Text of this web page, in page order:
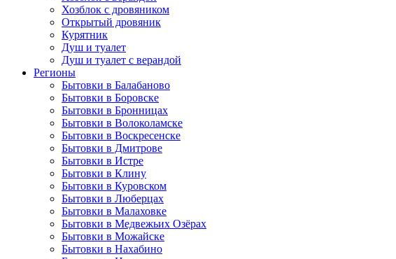
Хозблок с дровяником
Открытый дровяник
Курятник
Душ и туалет
Душ и туалет с верандой
Регионы
Бытовки в Балабаново
Бытовки в Боровске
Бытовки в Бронницах
Бытовки в Волоколамске
Бытовки в Воскресенске
Бытовки в Дмитрове
Бытовки в Истре
Бытовки в Клину
Бытовки в Куровском
Бытовки в Люберцах
Бытовки в Малаховке
Бытовки в Медвежьих Озёрах
Бытовки в Можайске
Бытовки в Нахабино